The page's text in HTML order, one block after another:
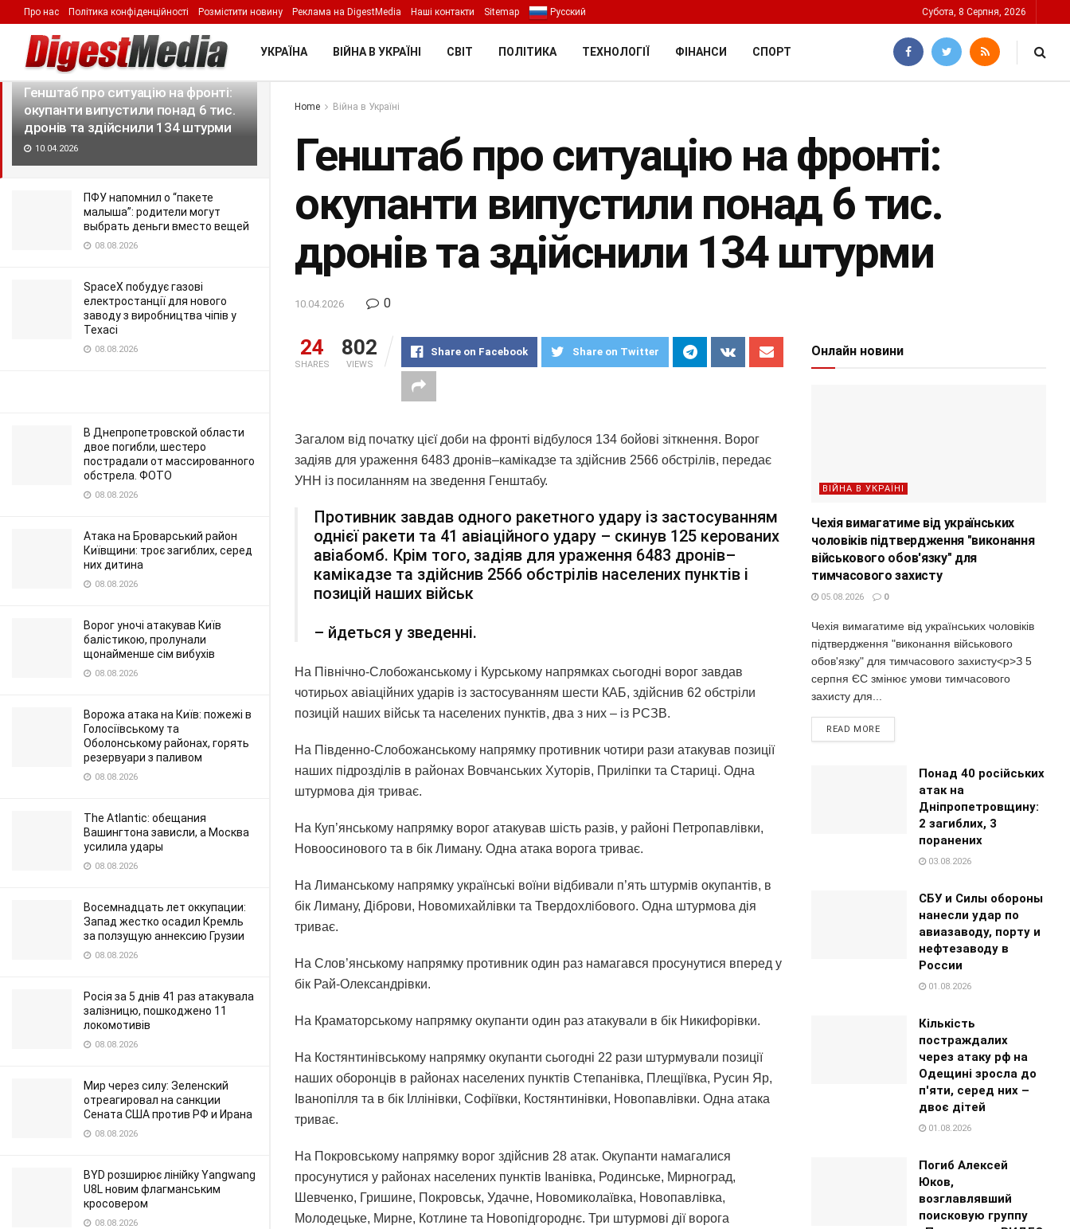
LATEST TRENDING Filter
Генштаб про ситуацію на фронті:
окупанти випустили понад 6 тис.
дронів та здійснили 134 штурми
10.04.2026
ПФУ напомнил о “пакете
малыша”: родители могут
выбрать деньги вместо вещей
08.08.2026
SpaceX побудує газові
електростанції для нового
заводу з виробництва чіпів у
Техасі
08.08.2026
В Днепропетровской области
двое погибли, шестеро
пострадали от массированного
обстрела. ФОТО
08.08.2026
Атака на Броварський район
Київщини: троє загиблих, серед
них дитина
08.08.2026
Ворог уночі атакував Київ
балістикою, пролунали
щонайменше сім вибухів
08.08.2026
Ворожа атака на Київ: пожежі в
Голосіївському та
Оболонському районах, горять
резервуари з паливом
08.08.2026
The Atlantic: обещания
Вашингтона зависли, а Москва
усилила удары
08.08.2026
Восемнадцать лет оккупации:
Запад жестко осадил Кремль
за ползущую аннексию Грузии
08.08.2026
Росія за 5 днів 41 раз атакувала
залізницю, пошкоджено 11
локомотивів
08.08.2026
Мир через силу: Зеленский
отреагировал на санкции
Сената США против РФ и Ирана
08.08.2026
BYD розширює лінійку Yangwang
U8L новим флагманським
кросовером
08.08.2026
Про нас Політика конфіденційності Розмістити новину Реклама на DigestMedia Наші контакти Sitemap Русский Субота, 8 Серпня, 2026
УКРАЇНА ВІЙНА В УКРАЇНІ СВІТ ПОЛІТИКА ТЕХНОЛОГІЇ ФІНАНСИ СПОРТ
Home Війна в Україні
Генштаб про ситуацію на фронті:
окупанти випустили понад 6 тис.
дронів та здійснили 134 штурми
10.04.2026 0
24
SHARES
802
VIEWS
Share on Facebook Share on Twitter
Загалом від початку цієї доби на фронті відбулося 134 бойові зіткнення. Ворог
задіяв для ураження 6483 дронів–камікадзе та здійснив 2566 обстрілів, передає
УНН із посиланням на зведення Генштабу.
Противник завдав одного ракетного удару із застосуванням
однієї ракети та 41 авіаційного удару – скинув 125 керованих
авіабомб. Крім того, задіяв для ураження 6483 дронів–
камікадзе та здійснив 2566 обстрілів населених пунктів і
позицій наших військ
– йдеться у зведенні.
На Північно-Слобожанському і Курському напрямках сьогодні ворог завдав
чотирьох авіаційних ударів із застосуванням шести КАБ, здійснив 62 обстріли
позицій наших військ та населених пунктів, два з них – із РСЗВ.
На Південно-Слобожанському напрямку противник чотири рази атакував позиції
наших підрозділів в районах Вовчанських Хуторів, Приліпки та Стариці. Одна
штурмова дія триває.
На Куп’янському напрямку ворог атакував шість разів, у районі Петропавлівки,
Новоосинового та в бік Лиману. Одна атака ворога триває.
На Лиманському напрямку українські воїни відбивали п’ять штурмів окупантів, в
бік Лиману, Діброви, Новомихайлівки та Твердохлібового. Одна штурмова дія
триває.
На Слов’янському напрямку противник один раз намагався просунутися вперед у
бік Рай-Олександрівки.
На Краматорському напрямку окупанти один раз атакували в бік Никифорівки.
На Костянтинівському напрямку окупанти сьогодні 22 рази штурмували позиції
наших оборонців в районах населених пунктів Степанівка, Плещіївка, Русин Яр,
Іванопілля та в бік Іллінівки, Софіївки, Костянтинівки, Новопавлівки. Одна атака
триває.
На Покровському напрямку ворог здійснив 28 атак. Окупанти намагалися
просунутися у районах населених пунктів Іванівка, Родинське, Мирноград,
Шевченко, Гришине, Покровськ, Удачне, Новомиколаївка, Новопавлівка,
Молодецьке, Мирне, Котлине та Новопідгороднє. Три штурмові дії ворога
Онлайн новини
ВІЙНА В УКРАЇНІ
Чехія вимагатиме від українських
чоловіків підтвердження "виконання
військового обов'язку" для
тимчасового захисту
05.08.2026 0
Чехія вимагатиме від українських чоловіків
підтвердження "виконання військового
обов'язку" для тимчасового захисту<p>З 5
серпня ЄС змінює умови тимчасового
захисту для...
READ MORE
Понад 40 російських
атак на
Дніпропетровщину:
2 загиблих, 3
поранених
03.08.2026
СБУ и Силы обороны
нанесли удар по
авиазаводу, порту и
нефтезаводу в
России
01.08.2026
Кількість
постраждалих
через атаку рф на
Одещині зросла до
п'яти, серед них –
двоє дітей
01.08.2026
Погиб Алексей
Юков,
возглавлявший
поисковую группу